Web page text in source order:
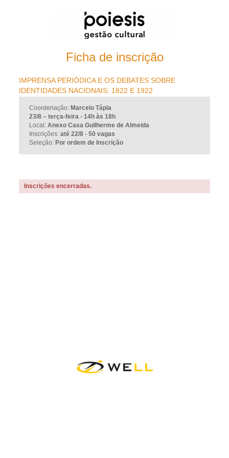
Ficha de inscrição
IMPRENSA PERIÓDICA E OS DEBATES SOBRE
IDENTIDADES NACIONAIS: 1822 E 1922
Coordenação: Marcelo Tápia
23/8 – terça-feira - 14h às 18h
Local:Anexo Casa Guilherme de Almeida
Inscrições:até 22/8 - 50 vagas
Seleção: Por ordem de Inscrição
Inscrições encerradas.